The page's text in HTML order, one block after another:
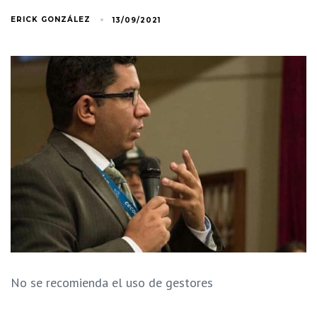
ERICK GONZÁLEZ 13/09/2021
No se recomienda el uso de gestores